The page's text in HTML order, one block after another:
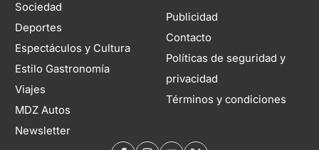
Sociedad
Deportes
Espectáculos y Cultura
Estilo Gastronomía
Viajes
MDZ Autos
Newsletter
Publicidad
Contacto
Políticas de seguridad y
privacidad
Términos y condiciones